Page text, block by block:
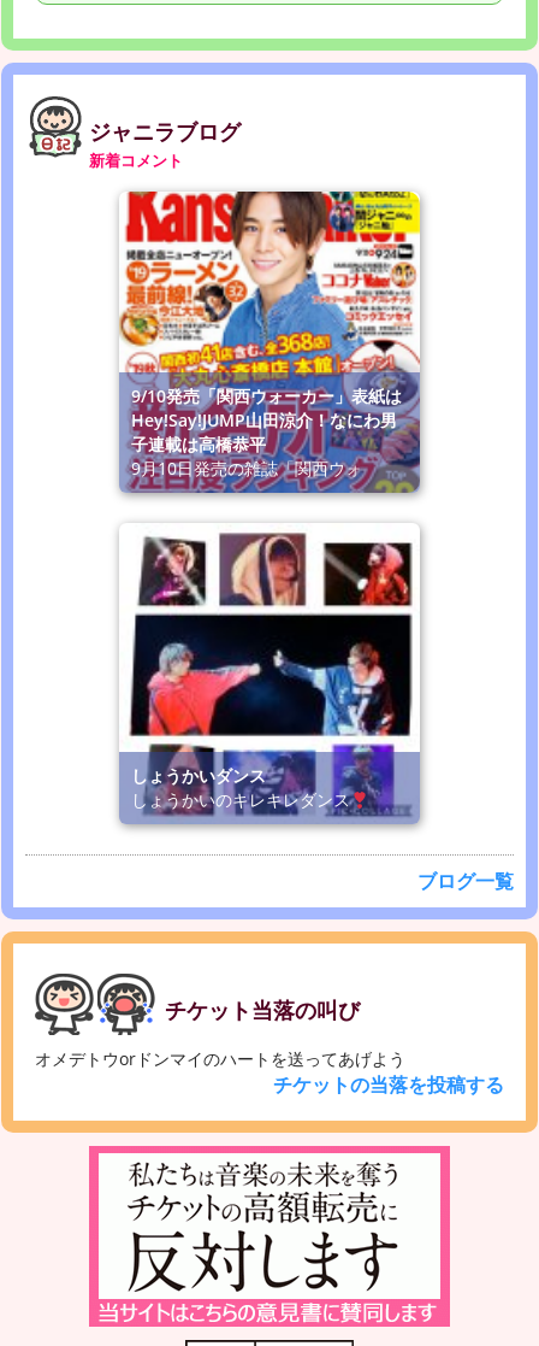
ジャニラブログ
新着コメント
9/10発売「関西ウォーカー」表紙は
Hey!Say!JUMP山田涼介！なにわ男
子連載は高橋恭平
9月10日発売の雑誌「関西ウォ
しょうかいダンス
しょうかいのキレキレダンス
ブログ一覧
チケット当落の叫び
オメデトウorドンマイのハートを送ってあげよう
チケットの当落を投稿する